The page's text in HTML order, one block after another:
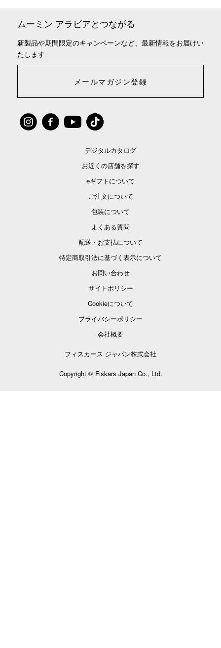
ムーミン アラビアとつながる
新製品や期間限定のキャンペーンなど、最新情報をお届けい
たします
メールマガジン登録
デジタルカタログ
お近くの店舗を探す
eギフトについて
ご注文について
包装について
よくある質問
配送・お支払について
特定商取引法に基づく表示について
お問い合わせ
サイトポリシー
Cookieについて
プライバシーポリシー
会社概要
フィスカース ジャパン株式会社
Copyright © Fiskars Japan Co., Ltd.